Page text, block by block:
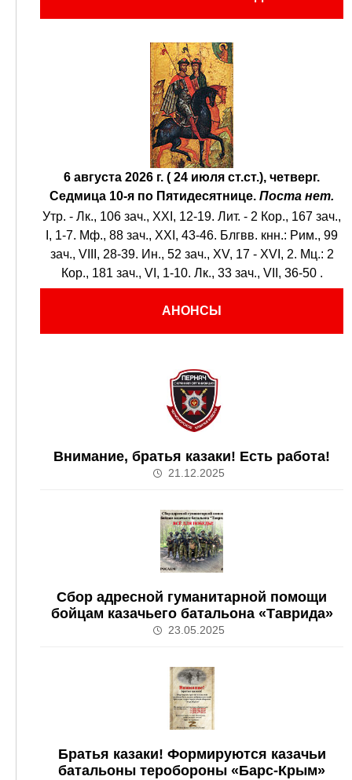
6 августа 2026 г. ( 24 июля ст.ст.), четверг.
Седмица 10-я по Пятидесятнице. Поста нет.
Утр. - Лк., 106 зач., XXI, 12-19. Лит. - 2 Кор., 167 зач.,
I, 1-7. Мф., 88 зач., XXI, 43-46. Блгвв. кнн.: Рим., 99
зач., VIII, 28-39. Ин., 52 зач., XV, 17 - XVI, 2. Мц.: 2
Кор., 181 зач., VI, 1-10. Лк., 33 зач., VII, 36-50 .
АНОНСЫ
Внимание, братья казаки! Есть работа!
21.12.2025
Сбор адресной гуманитарной помощи
бойцам казачьего батальона «Таврида»
23.05.2025
Братья казаки! Формируются казачьи
батальоны теробороны «Барс-Крым»